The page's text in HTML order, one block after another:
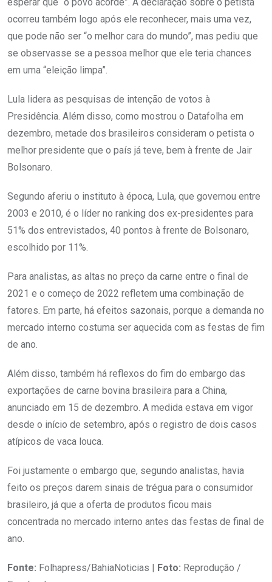
esperar que “o povo acorde”. A declaração sobre o petista
ocorreu também logo após ele reconhecer, mais uma vez,
que pode não ser “o melhor cara do mundo”, mas pediu que
se observasse se a pessoa melhor que ele teria chances
em uma “eleição limpa”.
Lula lidera as pesquisas de intenção de votos à
Presidência. Além disso, como mostrou o Datafolha em
dezembro, metade dos brasileiros consideram o petista o
melhor presidente que o país já teve, bem à frente de Jair
Bolsonaro.
Segundo aferiu o instituto à época, Lula, que governou entre
2003 e 2010, é o líder no ranking dos ex-presidentes para
51% dos entrevistados, 40 pontos à frente de Bolsonaro,
escolhido por 11%.
Para analistas, as altas no preço da carne entre o final de
2021 e o começo de 2022 refletem uma combinação de
fatores. Em parte, há efeitos sazonais, porque a demanda no
mercado interno costuma ser aquecida com as festas de fim
de ano.
Além disso, também há reflexos do fim do embargo das
exportações de carne bovina brasileira para a China,
anunciado em 15 de dezembro. A medida estava em vigor
desde o início de setembro, após o registro de dois casos
atípicos de vaca louca.
Foi justamente o embargo que, segundo analistas, havia
feito os preços darem sinais de trégua para o consumidor
brasileiro, já que a oferta de produtos ficou mais
concentrada no mercado interno antes das festas de final de
ano.
Fonte: Folhapress/BahiaNoticias | Foto: Reprodução /